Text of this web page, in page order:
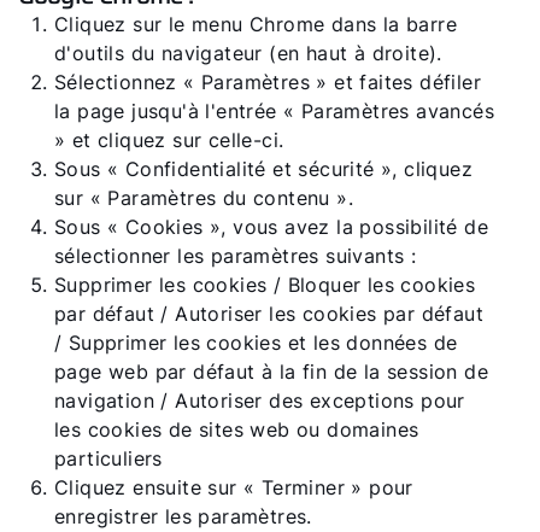
Cliquez sur le menu Chrome dans la barre
d'outils du navigateur (en haut à droite).
Sélectionnez « Paramètres » et faites défiler
la page jusqu'à l'entrée « Paramètres avancés
» et cliquez sur celle-ci.
Sous « Confidentialité et sécurité », cliquez
sur « Paramètres du contenu ».
Sous « Cookies », vous avez la possibilité de
sélectionner les paramètres suivants :
Supprimer les cookies / Bloquer les cookies
par défaut / Autoriser les cookies par défaut
/ Supprimer les cookies et les données de
page web par défaut à la fin de la session de
navigation / Autoriser des exceptions pour
les cookies de sites web ou domaines
particuliers
Cliquez ensuite sur « Terminer » pour
enregistrer les paramètres.